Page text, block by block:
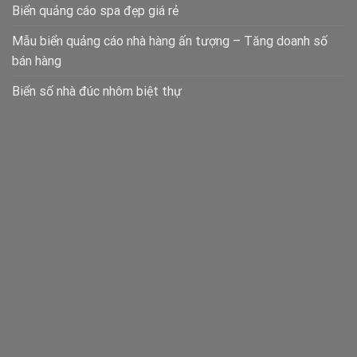
Biển quảng cáo spa đẹp giá rẻ
Mẫu biển quảng cáo nhà hàng ấn tượng – Tăng doanh số
bán hàng
Biển số nhà đúc nhôm biệt thự